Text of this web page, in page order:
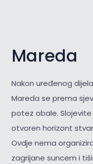
Mareda
Nakon uređenog
Mareda se prema
potez obale.
otvoren horizont
Ovdje nema
zagrijane suncem i